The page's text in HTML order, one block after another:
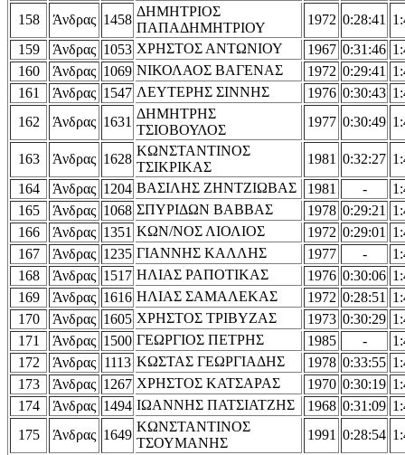
158 Άνδρας 1458
ΔΗΜΗΤΡΙΟΣ
ΠΑΠΑΔΗΜΗΤΡΙΟΥ
1972 0:28:41
159
Άνδρας 1053 ΧΡΗΣΤΟΣ ΑΝΤΩΝΙΟΥ 1967 0:31:46
160
Άνδρας 1069 ΝΙΚΟΛΑΟΣ ΒΑΓΕΝΑΣ 1972 0:29:41
161
Άνδρας 1547 ΛΕΥΤΕΡΗΣ ΣΙΝΝΗΣ 1976 0:30:43
162
Άνδρας 1631
ΔΗΜΗΤΡΗΣ
ΤΣΙΟΒΟΥΛΟΣ
1977 0:30:49
163 Άνδρας 1628
ΚΩΝΣΤΑΝΤΙΝΟΣ
ΤΣΙΚΡΙΚΑΣ
1981 0:32:27
164
Άνδρας 1204 ΒΑΣΙΛΗΣ ΖΗΝΤΖΙΩΒΑΣ 1981 -
165
Άνδρας 1068 ΣΠΥΡΙΔΩΝ ΒΑΒΒΑΣ 1978 0:29:21
166
Άνδρας 1351 ΚΩΝ/ΝΟΣ ΛΙΟΛΙΟΣ 1972 0:29:01
167
Άνδρας 1235 ΓΙΑΝΝΗΣ ΚΑΛΛΗΣ 1977 -
168
Άνδρας 1517 ΗΛΙΑΣ ΡΑΠΟΤΙΚΑΣ 1976 0:30:06
169
Άνδρας 1616 ΗΛΙΑΣ ΣΑΜΑΛΕΚΑΣ 1972 0:28:51
170
Άνδρας 1605 ΧΡΗΣΤΟΣ ΤΡΙΒΥΖΑΣ 1973 0:30:29
171
Άνδρας 1500 ΓΕΩΡΓΙΟΣ ΠΕΤΡΗΣ 1985 -
172
Άνδρας 1113 ΚΩΣΤΑΣ ΓΕΩΡΓΙΑΔΗΣ 1978 0:33:55
173
Άνδρας 1267 ΧΡΗΣΤΟΣ ΚΑΤΣΑΡΑΣ 1970 0:30:19
174
Άνδρας 1494 ΙΩΑΝΝΗΣ ΠΑΤΣΙΑΤΖΗΣ 1968 0:31:09
175
Άνδρας 1649
ΚΩΝΣΤΑΝΤΙΝΟΣ
ΤΣΟΥΜΑΝΗΣ
1991 0:28:54